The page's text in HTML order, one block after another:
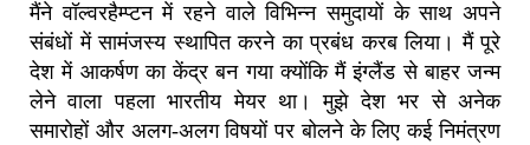
मैंने वॉल्वरहैम्प्टन में रहने वाले विभिन्न समुदायों के साथ अपने
संबंधों में सामंजस्य स्थापित करने का प्रबंध करब लिया। मैं पूरे
देश में आकर्षण का केंद्र बन गया क्योंकि मैं इंग्लैंड से बाहर जन्म
लेने वाला पहला भारतीय मेयर था। मुझे देश भर से अनेक
समारोहों और अलग-अलग विषयों पर बोलने के लिए कई निमंत्रण